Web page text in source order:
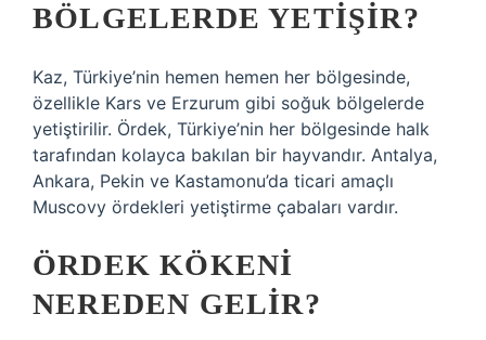
BÖLGELERDE YETIŞIR?
Kaz, Türkiye’nin hemen hemen her bölgesinde,
özellikle Kars ve Erzurum gibi soğuk bölgelerde
yetiştirilir. Ördek, Türkiye’nin her bölgesinde halk
tarafından kolayca bakılan bir hayvandır. Antalya,
Ankara, Pekin ve Kastamonu’da ticari amaçlı
Muscovy ördekleri yetiştirme çabaları vardır.
ÖRDEK KÖKENI
NEREDEN GELIR?